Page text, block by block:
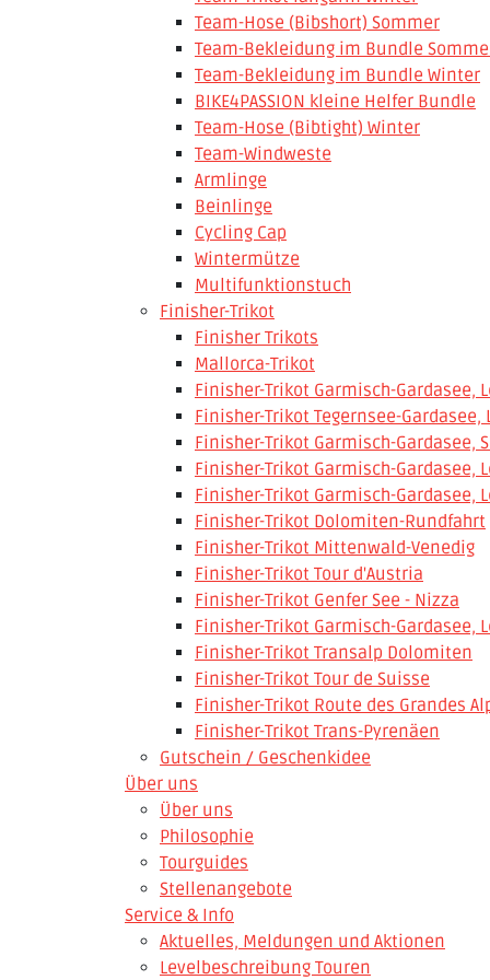
Team-Hose (Bibshort) Sommer
Team-Bekleidung im Bundle
Team-Bekleidung im Bundle Winter
BIKE4PASSION kleine Helfer Bundle
Team-Hose (Bibtight) Winter
Team-Windweste
Armlinge
Beinlinge
Cycling Cap
Wintermütze
Multifunktionstuch
Finisher-Trikot
Finisher Trikots
Mallorca-Trikot
Finisher-Trikot Garmisch-Gardasee,
Finisher-Trikot Tegernsee-Gardasee,
Finisher-Trikot Garmisch-Gardasee,
Finisher-Trikot Garmisch-Gardasee,
Finisher-Trikot Garmisch-Gardasee,
Finisher-Trikot Dolomiten-Rundfahrt
Finisher-Trikot Mittenwald-Venedig
Finisher-Trikot Tour d'Austria
Finisher-Trikot Genfer See - Nizza
Finisher-Trikot Garmisch-Gardasee,
Finisher-Trikot Transalp Dolomiten
Finisher-Trikot Tour de Suisse
Finisher-Trikot Route des Grandes
Finisher-Trikot Trans-Pyrenäen
Gutschein / Geschenkidee
Über uns
Über uns
Philosophie
Tourguides
Stellenangebote
Service & Info
Aktuelles, Meldungen und Aktionen
Levelbeschreibung Touren